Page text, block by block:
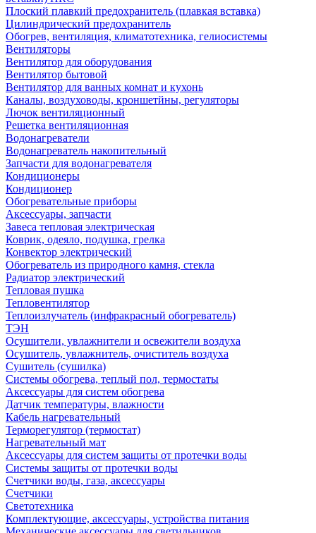
Плоский плавкий предохранитель (плавкая вставка)
Цилиндрический предохранитель
Обогрев, вентиляция, климатотехника, гелиосистемы
Вентиляторы
Вентилятор для оборудования
Вентилятор бытовой
Вентилятор для ванных комнат и кухонь
Каналы, воздуховоды, кроншетйны, регуляторы
Лючок вентиляционный
Решетка вентиляционная
Водонагреватели
Водонагреватель накопительный
Запчасти для водонагревателя
Кондиционеры
Кондиционер
Обогревательные приборы
Аксессуары, запчасти
Завеса тепловая электрическая
Коврик, одеяло, подушка, грелка
Конвектор электрический
Обогреватель из природного камня, стекла
Радиатор электрический
Тепловая пушка
Тепловентилятор
Теплоизлучатель (инфракрасный обогреватель)
ТЭН
Осушители, увлажнители и освежители воздуха
Осушитель, увлажнитель, очиститель воздуха
Сушитель (сушилка)
Системы обогрева, теплый пол, термостаты
Аксессуары для систем обогрева
Датчик температуры, влажности
Кабель нагревательный
Терморегулятор (термостат)
Нагревательный мат
Аксессуары для систем защиты от протечки воды
Системы защиты от протечки воды
Счетчики воды, газа, аксессуары
Счетчики
Светотехника
Комплектующие, аксессуары, устройства питания